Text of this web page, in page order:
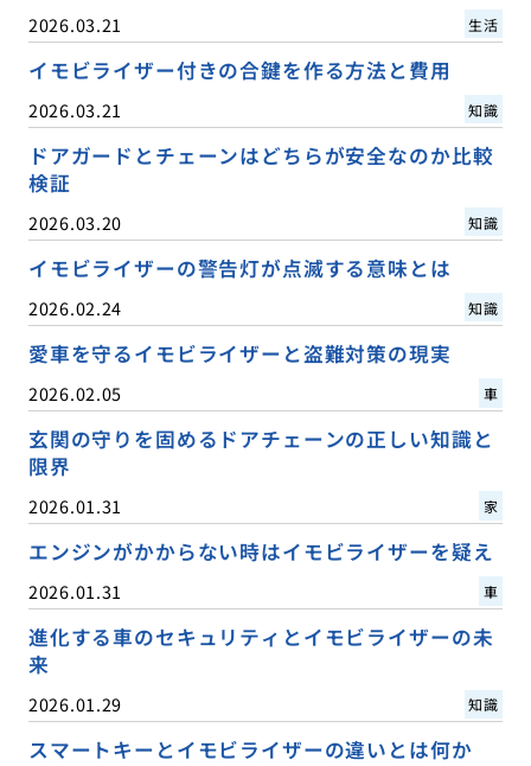
2026.03.21 生活
イモビライザー付きの合鍵を作る方法と費用
2026.03.21 知識
ドアガードとチェーンはどちらが安全なのか比較
検証
2026.03.20 知識
イモビライザーの警告灯が点滅する意味とは
2026.02.24 知識
愛車を守るイモビライザーと盗難対策の現実
2026.02.05 車
玄関の守りを固めるドアチェーンの正しい知識と
限界
2026.01.31 家
エンジンがかからない時はイモビライザーを疑え
2026.01.31 車
進化する車のセキュリティとイモビライザーの未
来
2026.01.29 知識
スマートキーとイモビライザーの違いとは何か